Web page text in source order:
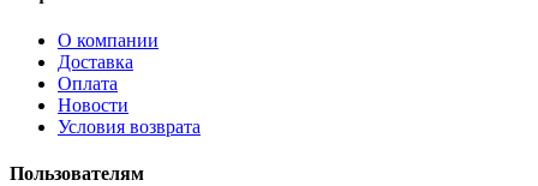
О компании
Доставка
Оплата
Новости
Условия возврата
Пользователям